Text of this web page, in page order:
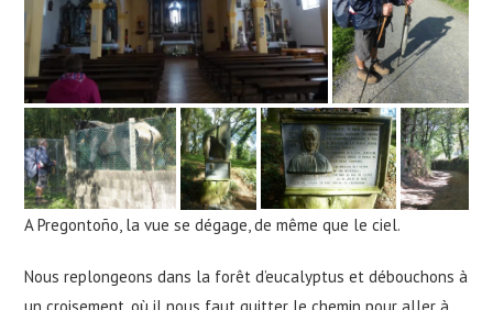
A Pregontoño, la vue se dégage, de même que le ciel.
Nous replongeons dans la forêt d’eucalyptus et débouchons à